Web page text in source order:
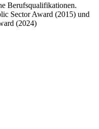
Berufsqualifikationen.
Sector Award (2015) und
(2024)